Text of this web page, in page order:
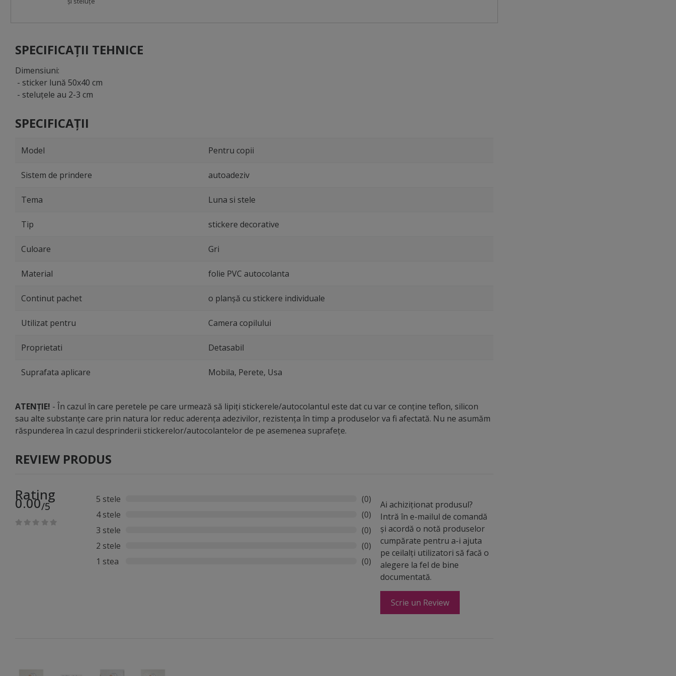
SPECIFICAȚII TEHNICE
Dimensiuni:
- sticker lună 50x40 cm
- steluţele au 2-3 cm
SPECIFICAȚII
Model Pentru copii
Sistem de prindere autoadeziv
Tema Luna si stele
Tip stickere decorative
Culoare Gri
Material folie PVC autocolanta
Continut pachet o planşă cu stickere individuale
Utilizat pentru Camera copilului
Proprietati Detasabil
Suprafata aplicare Mobila, Perete, Usa
ATENȚIE! - În cazul în care peretele pe care urmează să lipiți stickerele/autocolantul este dat cu var ce conține teflon, silicon
sau alte substanțe care prin natura lor reduc aderența adezivilor, rezistența în timp a produselor va fi afectată. Nu ne asumăm
răspunderea în cazul desprinderii stickerelor/autocolantelor de pe asemenea suprafețe.
REVIEW PRODUS
Rating
0.00/5
5 stele
(0)
4 stele
(0)
3 stele
(0)
2 stele
(0)
1 stea
(0)
Ai achiziționat produsul?
Intră în e-mailul de comandă
și acordă o notă produselor
cumpărate pentru a-i ajuta
pe ceilalți utilizatori să facă o
alegere la fel de bine
documentată.
Scrie un Review